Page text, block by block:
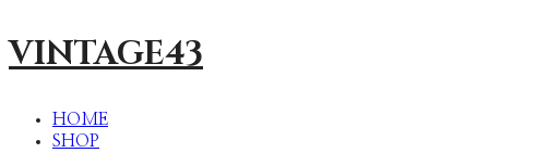
VINTAGE43
HOME
SHOP